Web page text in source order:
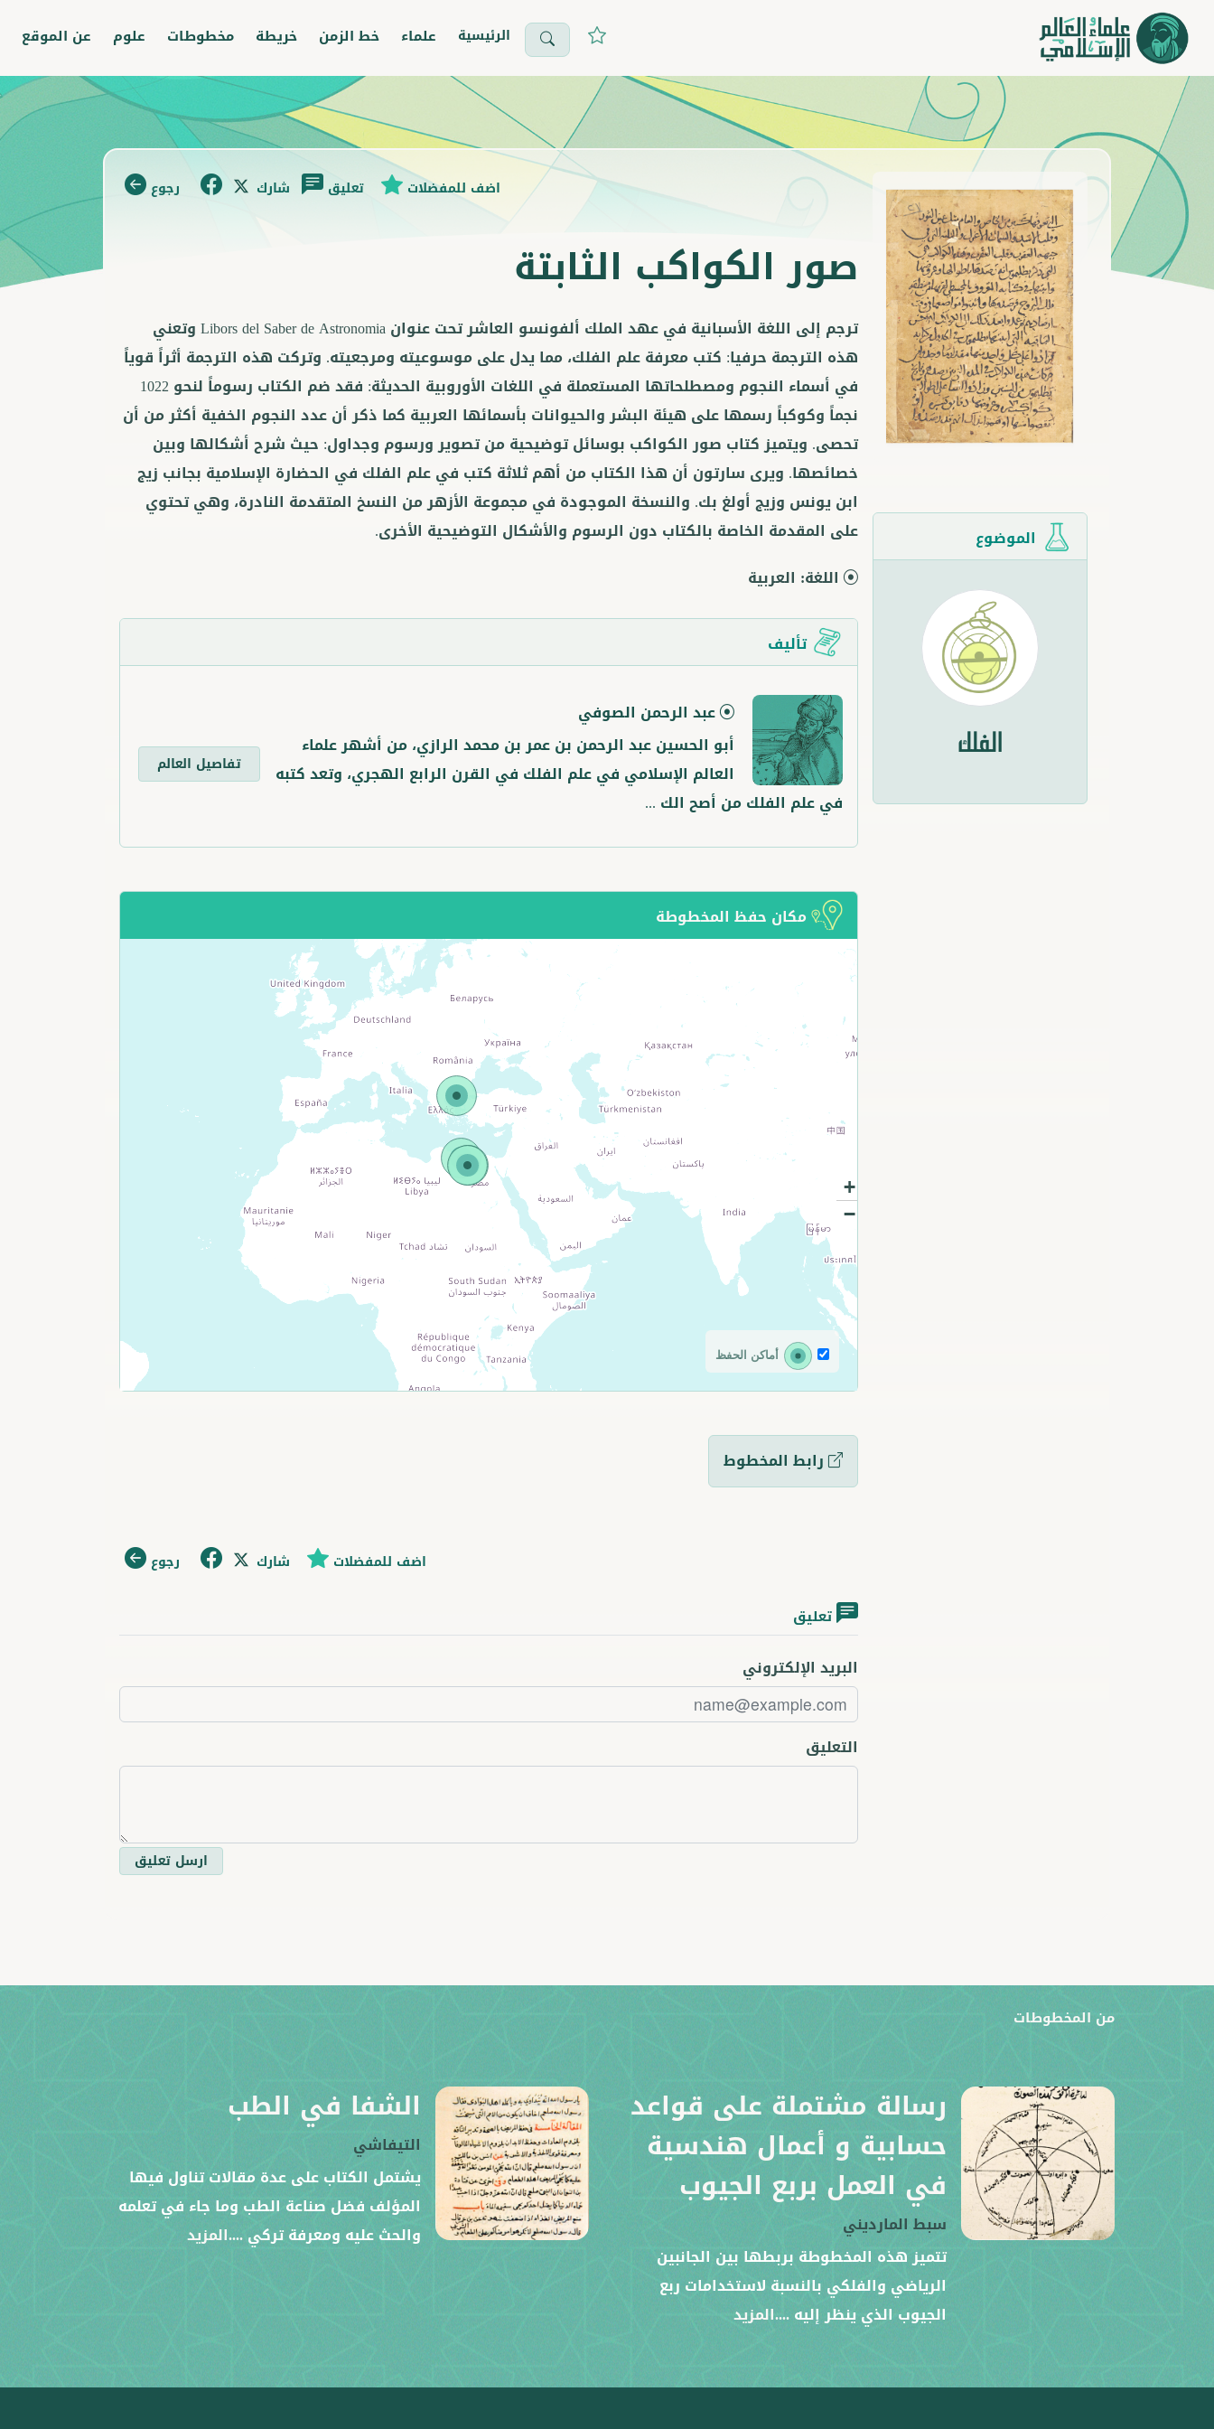
الرئيسية علماء خط الزمن خريطة مخطوطات علوم عن الموقع
الموضوع
الفلك
رجوع شارك تعليق اضف للمفضلات
صور الكواكب الثابتة
ترجم إلى اللغة الأسبانية في عهد الملك ألفونسو العاشر تحت عنوان Libors del Saber de Astronomia وتعني
هذه الترجمة حرفيا: كتب معرفة علم الفلك، مما يدل على موسوعيته ومرجعيته. وتركت هذه الترجمة أثراً قوياً
في أسماء النجوم ومصطلحاتها المستعملة في اللغات الأوروبية الحديثة: فقد ضم الكتاب رسوماً لنحو 1022
نجماً وكوكباً رسمها على هيئة البشر والحيوانات بأسمائها العربية كما ذكر أن عدد النجوم الخفية أكثر من أن
تحصى. ويتميز كتاب صور الكواكب بوسائل توضيحية من تصوير ورسوم وجداول: حيث شرح أشكالها وبين
خصائصها. ويرى سارتون أن هذا الكتاب من أهم ثلاثة كتب في علم الفلك في الحضارة الإسلامية بجانب زيج
ابن يونس وزيج أولغ بك. والنسخة الموجودة في مجموعة الأزهر من النسخ المتقدمة النادرة، وهي تحتوي
على المقدمة الخاصة بالكتاب دون الرسوم والأشكال التوضيحية الأخرى.
اللغة: العربية
تأليف
عبد الرحمن الصوفي
أبو الحسين عبد الرحمن بن عمر بن محمد الرازي، من أشهر علماء
العالم الإسلامي في علم الفلك في القرن الرابع الهجري، وتعد كتبه
في علم الفلك من أصح الك ...
تفاصيل العالم
مكان حفظ المخطوطة
+
−
أماكن الحفظ
رابط المخطوط
رجوع شارك اضف للمفضلات
تعليق
البريد الإلكتروني
التعليق
ارسل تعليق
من المخطوطات
رسالة مشتملة على قواعد
حسابية و أعمال هندسية
في العمل بربع الجيوب
سبط المارديني
تتميز هذه المخطوطة بربطها بين الجانبين
الرياضي والفلكي بالنسبة لاستخدامات ربع
الجيوب الذي ينظر إليه....المزيد
الشفا في الطب
التيفاشي
يشتمل الكتاب على عدة مقالات تناول فيها
المؤلف فضل صناعة الطب وما جاء في تعلمه
والحث عليه ومعرفة تركي....المزيد